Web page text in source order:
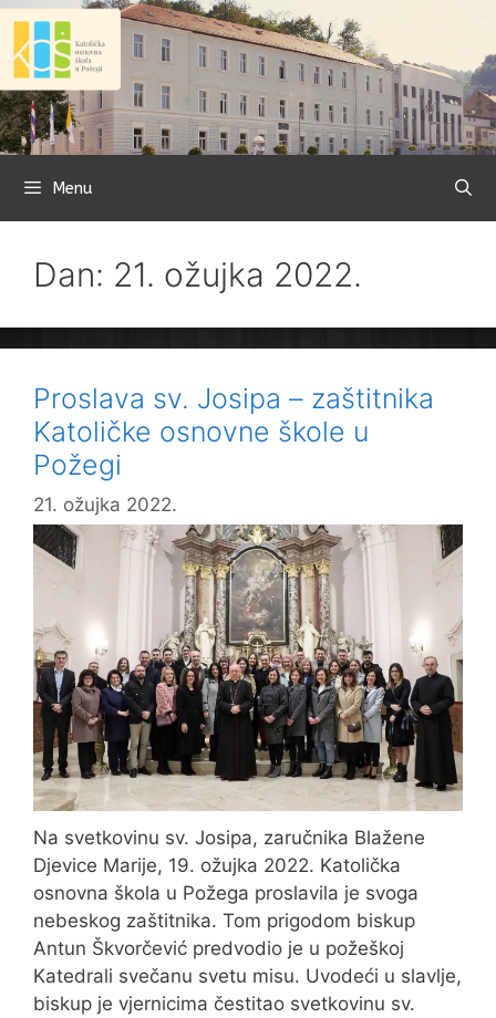
Preskoči
sadržaj
Menu
Dan: 21. ožujka 2022.
Proslava sv. Josipa – zaštitnika
Katoličke osnovne škole u
Požegi
21. ožujka 2022.
Na svetkovinu sv. Josipa, zaručnika Blažene
Djevice Marije, 19. ožujka 2022. Katolička
osnovna škola u Požega proslavila je svoga
nebeskog zaštitnika. Tom prigodom biskup
Antun Škvorčević predvodio je u požeškoj
Katedrali svečanu svetu misu. Uvodeći u slavlje,
biskup je vjernicima čestitao svetkovinu sv.